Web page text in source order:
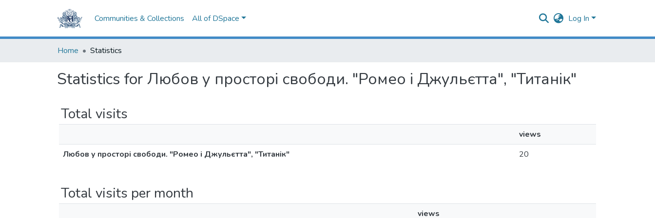
Communities & Collections All of DSpace Log In
Home Statistics
Statistics for Любов у просторі свободи. "Ромео і Джульєтта", "Титанік"
Total visits
views
Любов у просторі свободи. "Ромео і Джульєтта", "Титанік"
20
Total visits per month
views